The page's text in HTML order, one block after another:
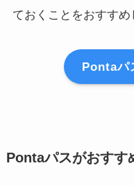
ておくことをおすすめ
Pontaパ
Pontaパスがおすす